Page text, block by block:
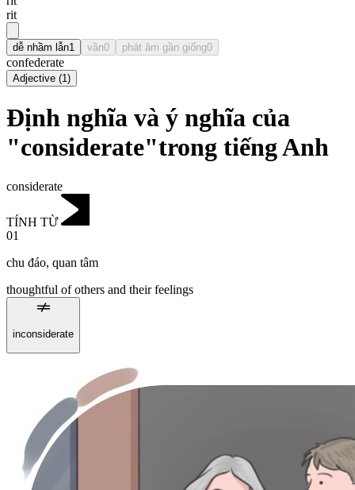
rit
dễ nhầm lẫn1 vần0 phát âm gần giống0
confederate
Adjective (1)
Định nghĩa và ý nghĩa của
"considerate"trong tiếng Anh
considerate
TÍNH TỪ
01
chu đáo, quan tâm
thoughtful of others and their feelings
inconsiderate